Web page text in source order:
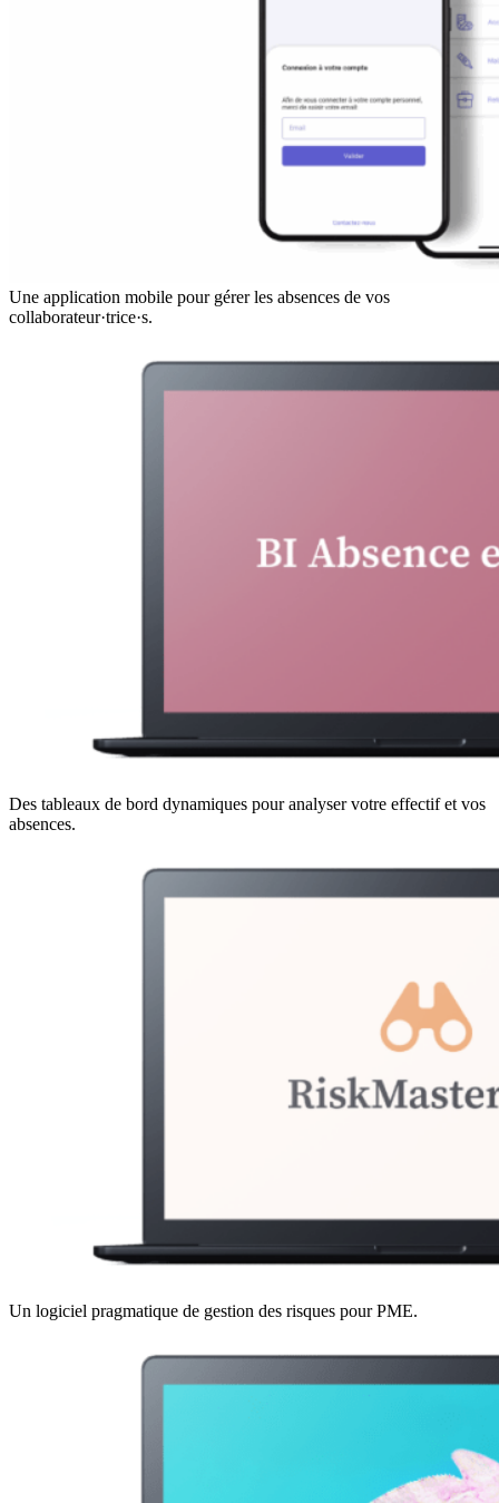
Une application mobile pour gérer les absences de vos
collaborateur·trice·s.
Des tableaux de bord dynamiques pour analyser votre effectif et vos
absences.
Un logiciel pragmatique de gestion des risques pour PME.